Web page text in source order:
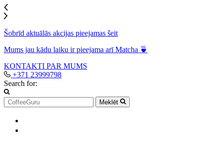
Šobrīd aktuālās akcijas pieejamas šeit
Mums jau kādu laiku ir pieejama arī Matcha 🍵
KONTAKTI PAR MUMS
+371 23999798
Search for:
Meklēt